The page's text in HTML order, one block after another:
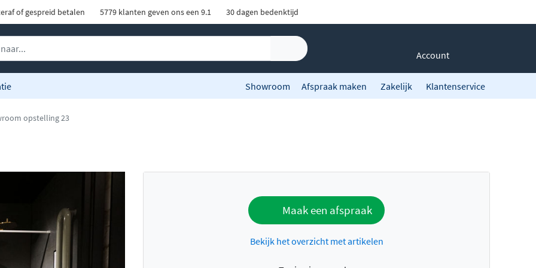
of gespreid betalen 5779 klanten geven ons een 9.1 30 dagen bedenktijd
Account
Showroom Afspraak maken Zakelijk Klantenservice
opstelling 23
Maak een afspraak
Bekijk het overzicht met artikelen